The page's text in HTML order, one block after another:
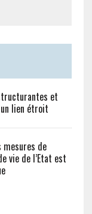
et
lien étroit
mesures de
vie de l’Etat est